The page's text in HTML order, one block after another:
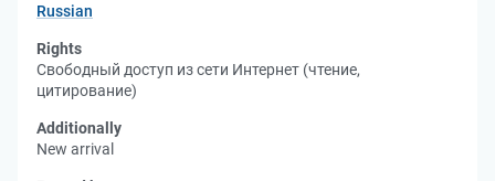
Russian
Rights
Свободный доступ из сети Интернет (чтение,
цитирование)
Additionally
New arrival